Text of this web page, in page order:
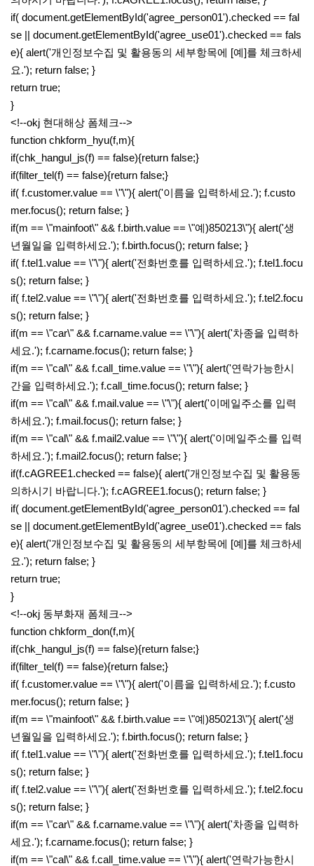
if( document.getElementById('agree_person01').checked == fal
se || document.getElementById('agree_use01').checked == fals
e){ alert('개인정보수집 및 활용동의 세부항목에 [예]를 체크하세
요.'); return false; }
return true;
}
<!--okj 현대해상 폼체크-->
function chkform_hyu(f,m){
if(chk_hangul_js(f) == false){return false;}
if(filter_tel(f) == false){return false;}
if( f.customer.value == \"\"){ alert('이름을 입력하세요.'); f.custo
mer.focus(); return false; }
if(m == \"mainfoot\" && f.birth.value == \"예)850213\"){ alert('생
년월일을 입력하세요.'); f.birth.focus(); return false; }
if( f.tel1.value == \"\"){ alert('전화번호를 입력하세요.'); f.tel1.focu
s(); return false; }
if( f.tel2.value == \"\"){ alert('전화번호를 입력하세요.'); f.tel2.focu
s(); return false; }
if(m == \"car\" && f.carname.value == \"\"){ alert('차종을 입력하
세요.'); f.carname.focus(); return false; }
if(m == \"cal\" && f.call_time.value == \"\"){ alert('연락가능한시
간을 입력하세요.'); f.call_time.focus(); return false; }
if(m == \"cal\" && f.mail.value == \"\"){ alert('이메일주소를 입력
하세요.'); f.mail.focus(); return false; }
if(m == \"cal\" && f.mail2.value == \"\"){ alert('이메일주소를 입력
하세요.'); f.mail2.focus(); return false; }
if(f.cAGREE1.checked == false){ alert('개인정보수집 및 활용동
의하시기 바랍니다.'); f.cAGREE1.focus(); return false; }
if( document.getElementById('agree_person01').checked == fal
se || document.getElementById('agree_use01').checked == fals
e){ alert('개인정보수집 및 활용동의 세부항목에 [예]를 체크하세
요.'); return false; }
return true;
}
<!--okj 동부화재 폼체크-->
function chkform_don(f,m){
if(chk_hangul_js(f) == false){return false;}
if(filter_tel(f) == false){return false;}
if( f.customer.value == \"\"){ alert('이름을 입력하세요.'); f.custo
mer.focus(); return false; }
if(m == \"mainfoot\" && f.birth.value == \"예)850213\"){ alert('생
년월일을 입력하세요.'); f.birth.focus(); return false; }
if( f.tel1.value == \"\"){ alert('전화번호를 입력하세요.'); f.tel1.focu
s(); return false; }
if( f.tel2.value == \"\"){ alert('전화번호를 입력하세요.'); f.tel2.focu
s(); return false; }
if(m == \"car\" && f.carname.value == \"\"){ alert('차종을 입력하
세요.'); f.carname.focus(); return false; }
if(m == \"cal\" && f.call_time.value == \"\"){ alert('연락가능한시